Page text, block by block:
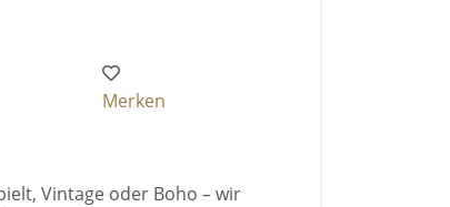
Merken
Vintage oder Boho – wir